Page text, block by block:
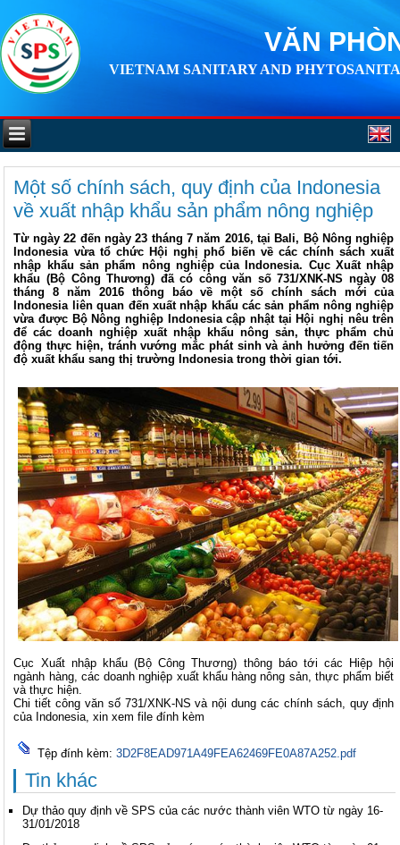
VĂN
VIETNAM SANITARY AND
Một số chính sách, quy định của Indonesia
về xuất nhập khẩu sản phẩm nông nghiệp
Từ ngày 22 đến ngày 23 tháng 7 năm 2016, tại Bali, Bộ Nông nghiệp
Indonesia vừa tổ chức Hội nghị phổ biến về các chính sách xuất
nhập khẩu sản phẩm nông nghiệp của Indonesia. Cục Xuất nhập
khẩu (Bộ Công Thương) đã có công văn số 731/XNK-NS ngày 08
tháng 8 năm 2016 thông báo về một số chính sách mới của
Indonesia liên quan đến xuất nhập khẩu các sản phẩm nông nghiệp
vừa được Bộ Nông nghiệp Indonesia cập nhật tại Hội nghị nêu trên
để các doanh nghiệp xuất nhập khẩu nông sản, thực phẩm chủ
động thực hiện, tránh vướng mắc phát sinh và ảnh hưởng đến tiến
độ xuất khẩu sang thị trường Indonesia trong thời gian tới.
Cục Xuất nhập khẩu (Bộ Công Thương) thông báo tới các Hiệp hội
ngành hàng, các doanh nghiệp xuất khẩu hàng nông sản, thực phẩm biết
và thực hiện.
Chi tiết công văn số 731/XNK-NS và nội dung các chính sách, quy định
của Indonesia, xin xem file đính kèm
Tệp đính kèm: 3D2F8EAD971A49FEA62469FE0A87A252.pdf
Tin khác
Dự thảo quy định về SPS của các nước thành viên WTO từ ngày 16-
31/01/2018